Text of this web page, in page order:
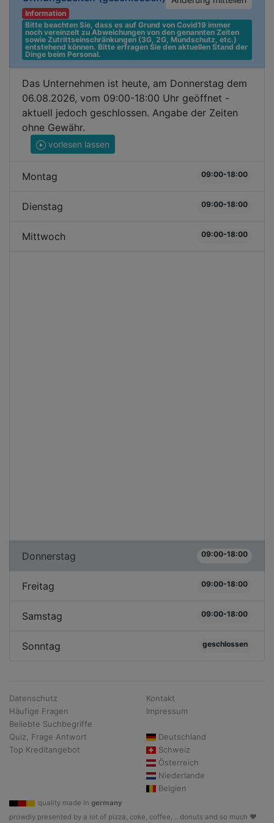
Information
Bitte beachten Sie, dass es auf Grund von Covid19 immer
noch vereinzelt zu Abweichungen von den genannten Zeiten
sowie Zutrittseinschränkungen (3G, 2G, Mundschutz, etc.)
entstehend können. Bitte erfragen Sie den aktuellen Stand der
Dinge beim Personal.
Das Unternehmen ist heute, am Donnerstag dem
06.08.2026, vom 09:00-18:00 Uhr geöffnet -
aktuell jedoch geschlossen. Angabe der Zeiten
ohne Gewähr.
vorlesen lassen
Montag 09:00-18:00
Dienstag 09:00-18:00
Mittwoch 09:00-18:00
Donnerstag 09:00-18:00
Freitag 09:00-18:00
Samstag 09:00-18:00
Sonntag geschlossen
Datenschutz
Häufige Fragen
Beliebte Suchbegriffe
Quiz, Frage Antwort
Top Kreditangebot
Kontakt
Impressum
Deutschland
Schweiz
Österreich
Niederlande
Belgien
quality made in germany
prowdly presented by a lot of pizza, coke, coffee, .. donuts and so much ♥